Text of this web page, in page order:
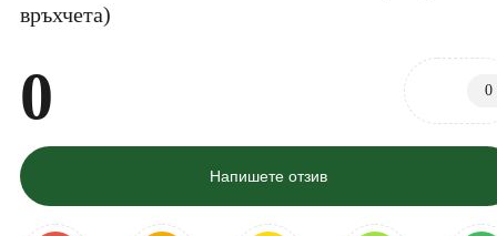
връхчета)
0 0
Напишете отзив